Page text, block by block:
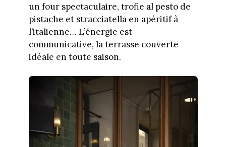
un four spectaculaire, trofie al pesto de
pistache et stracciatella en apéritif à
l’italienne… L’énergie est
communicative, la terrasse couverte
idéale en toute saison.